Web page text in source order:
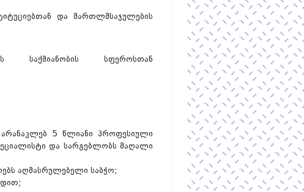
და მართლმსაჯულების
საქმიანობის სფეროსთან
არანაკლებ 5 წლიანი პროფესიული
და სარგებლობს მაღალი
აღმასრულებელი საბჭო;